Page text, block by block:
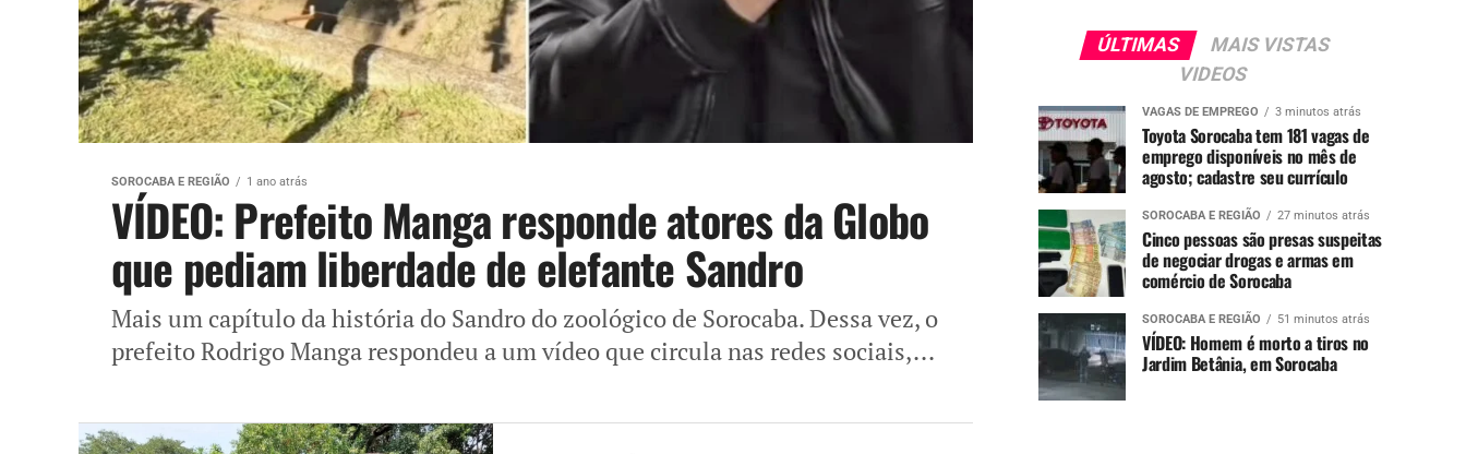
SOROCABA E REGIÃO 1 ano atrás
VÍDEO: Prefeito Manga responde atores da Globo
que pediam liberdade de elefante Sandro
Mais um capítulo da história do Sandro do zoológico de Sorocaba. Dessa vez, o
prefeito Rodrigo Manga respondeu a um vídeo que circula nas redes sociais,...
ÚLTIMAS
MAIS VISTAS
VIDEOS
VAGAS DE EMPREGO 3 minutos atrás
Toyota Sorocaba tem 181 vagas de
emprego disponíveis no mês de
agosto; cadastre seu currículo
SOROCABA E REGIÃO 27 minutos atrás
Cinco pessoas são presas suspeitas
de negociar drogas e armas em
comércio de Sorocaba
SOROCABA E REGIÃO 51 minutos atrás
VÍDEO: Homem é morto a tiros no
Jardim Betânia, em Sorocaba